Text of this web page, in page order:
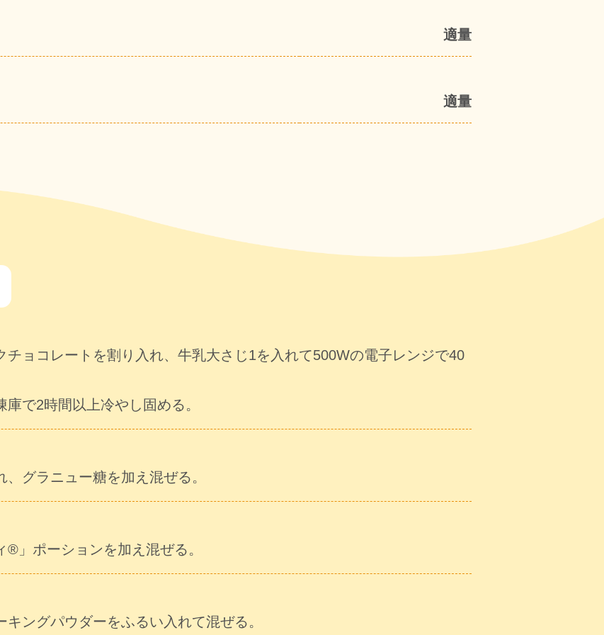
適量
適量
チョコレートを割り入れ、牛乳大さじ1を入れて500Wの電子レンジで40
で2時間以上冷やし固める。
グラニュー糖を加え混ぜる。
」ポーションを加え混ぜる。
ングパウダーをふるい入れて混ぜる。